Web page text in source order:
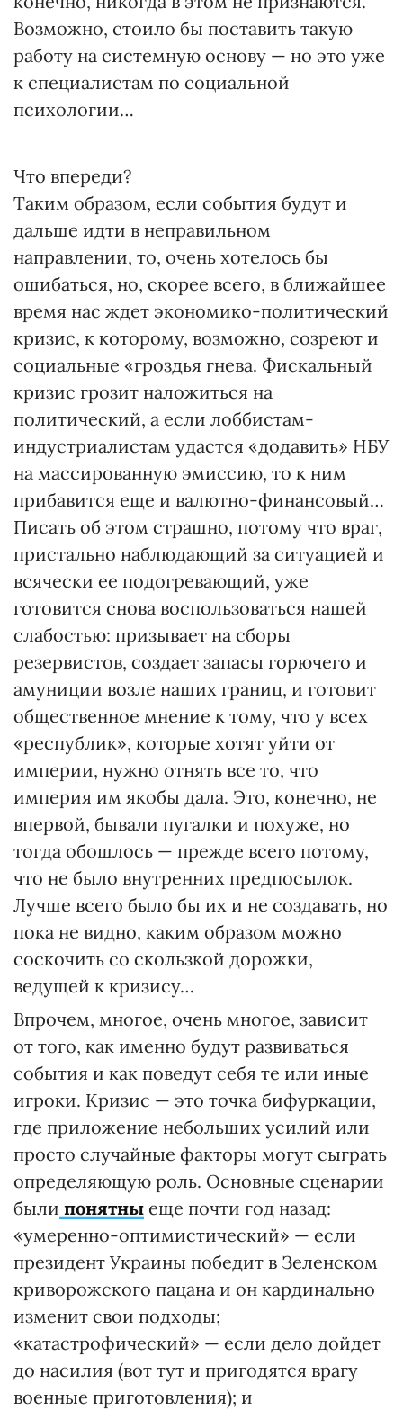
Возможно, стоило бы поставить такую
работу на системную основу — но это уже
к специалистам по социальной
психологии…
Что впереди?
Таким образом, если события будут и
дальше идти в неправильном
направлении, то, очень хотелось бы
ошибаться, но, скорее всего, в ближайшее
время нас ждет экономико-политический
кризис, к которому, возможно, созреют и
социальные «гроздья гнева. Фискальный
кризис грозит наложиться на
политический, а если лоббистам-
индустриалистам удастся «додавить» НБУ
на массированную эмиссию, то к ним
прибавится еще и валютно-финансовый…
Писать об этом страшно, потому что враг,
пристально наблюдающий за ситуацией и
всячески ее подогревающий, уже
готовится снова воспользоваться нашей
слабостью: призывает на сборы
резервистов, создает запасы горючего и
амуниции возле наших границ, и готовит
общественное мнение к тому, что у всех
«республик», которые хотят уйти от
империи, нужно отнять все то, что
империя им якобы дала. Это, конечно, не
впервой, бывали пугалки и похуже, но
тогда обошлось — прежде всего потому,
что не было внутренних предпосылок.
Лучше всего было бы их и не создавать, но
пока не видно, каким образом можно
соскочить со скользкой дорожки,
ведущей к кризису…
Впрочем, многое, очень многое, зависит
от того, как именно будут развиваться
события и как поведут себя те или иные
игроки. Кризис — это точка бифуркации,
где приложение небольших усилий или
просто случайные факторы могут сыграть
определяющую роль. Основные сценарии
были понятны еще почти год назад:
«умеренно-оптимистический» — если
президент Украины победит в Зеленском
криворожского пацана и он кардинально
изменит свои подходы;
«катастрофический» — если дело дойдет
до насилия (вот тут и пригодятся врагу
военные приготовления); и